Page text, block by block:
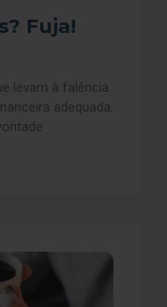
Fuja!
levam à falência
adequada.